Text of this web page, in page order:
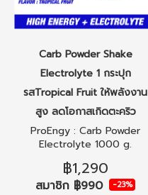
Carb Powder Shake
Electrolyte 1 กระปุก
รสTropical Fruit ให้พลังงาน
สูง ลดโอกาสเกิดตะคริว
ProEngy : Carb Powder
Electrolyte 1000 g.
(Tropical Fruit Flavor)
฿1,290
สมาชิก ฿990 -23%